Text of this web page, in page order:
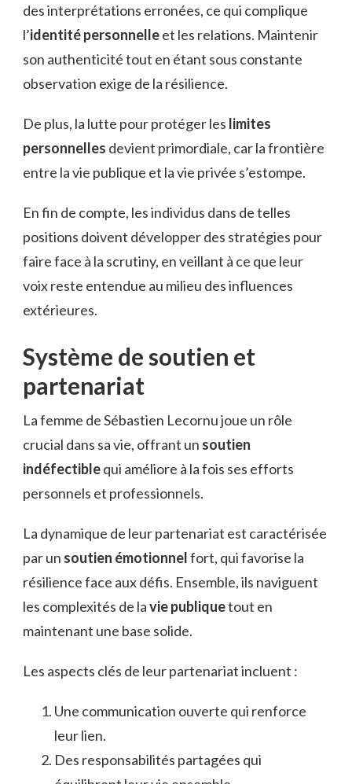
des interprétations erronées, ce qui complique
l’identité personnelleet les relations. Maintenir
son authenticité tout en étant sous constante
observation exige de la résilience.
De plus, la lutte pour protéger les limites
personnelles devient primordiale, car la frontière
entre la vie publique et la vie privée s’estompe.
En fin de compte, les individus dans de telles
positions doivent développer des stratégies pour
faire face à la scrutiny, en veillant à ce que leur
voix reste entendue au milieu des influences
extérieures.
Système de soutien et
partenariat
La femme de Sébastien Lecornu joue un rôle
crucial dans sa vie, offrant un soutien
indéfectiblequi améliore à la fois ses efforts
personnels et professionnels.
La dynamique de leur partenariat est caractérisée
par un soutien émotionnelfort, qui favorise la
résilience face aux défis. Ensemble, ils naviguent
les complexités de lavie publiquetout en
maintenant une base solide.
Les aspects clés de leur partenariat incluent :
Une communication ouverte qui renforce
leur lien.
Des responsabilités partagées qui